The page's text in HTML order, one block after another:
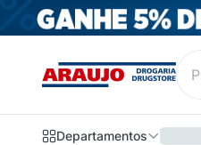
Departamentos